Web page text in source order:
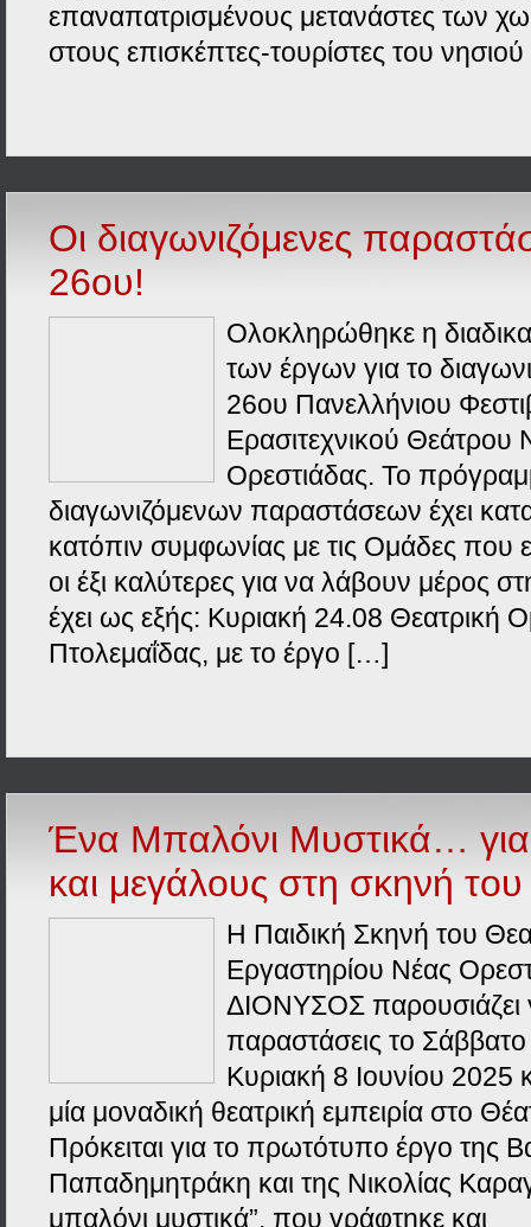
επαναπατρισμένους μετανάστες των
στους επισκέπτες-τουρίστες του
Οι διαγωνιζόμενες
26ου!
Oλοκληρώθηκε η
των έργων για το
26ου Πανελλήνιου
Ερασιτεχνικού Θεάτρου
Ορεστιάδας. Το
διαγωνιζόμενων παραστάσεων έχει
κατόπιν συμφωνίας με τις Ομάδες που
οι έξι καλύτερες για να λάβουν μέρος
έχει ως εξής: Κυριακή 24.08 Θεατρική
Πτολεμαΐδας, με το έργο […]
Ένα Μπαλόνι Μυστικά… για
και μεγάλους στη σκηνή
Η Παιδική Σκηνή του
Εργαστηρίου Νέας
ΔΙΟΝΥΣΟΣ παρουσιάζει
παραστάσεις το Σάββατο
Κυριακή 8 Ιουνίου 2025
μία μοναδική θεατρική εμπειρία στο
Πρόκειται για το πρωτότυπο έργο της
Παπαδημητράκη και της Νικολίας
μπαλόνι μυστικά”, που γράφτηκε και